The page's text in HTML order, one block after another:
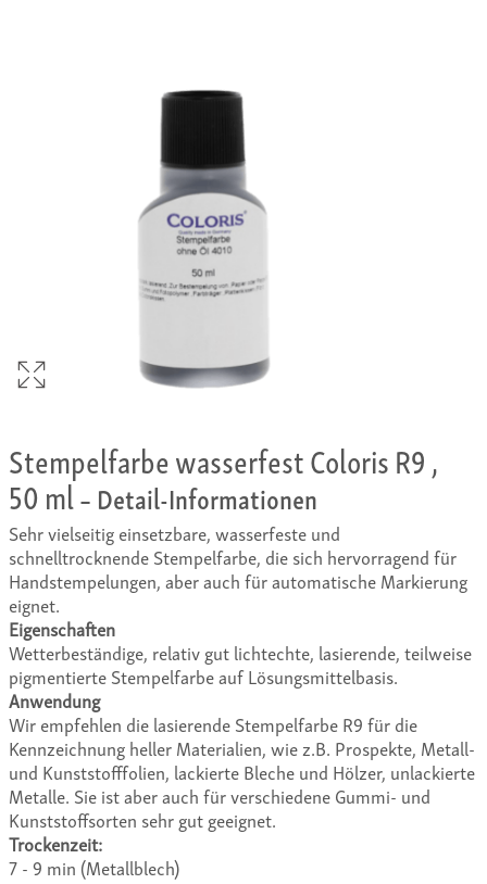
Stempelfarbe wasserfest Coloris R9 ,
50 ml– Detail-Informationen
Sehr vielseitig einsetzbare, wasserfeste und
schnelltrocknende Stempelfarbe, die sich hervorragend für
Handstempelungen, aber auch für automatische Markierung
eignet.
Eigenschaften
Wetterbeständige, relativ gut lichtechte, lasierende, teilweise
pigmentierte Stempelfarbe auf Lösungsmittelbasis.
Anwendung
Wir empfehlen die lasierende Stempelfarbe R9 für die
Kennzeichnung heller Materialien, wie z.B. Prospekte, Metall-
und Kunststofffolien, lackierte Bleche und Hölzer, unlackierte
Metalle. Sie ist aber auch für verschiedene Gummi- und
Kunststoffsorten sehr gut geeignet.
Trockenzeit:
7 - 9 min (Metallblech)